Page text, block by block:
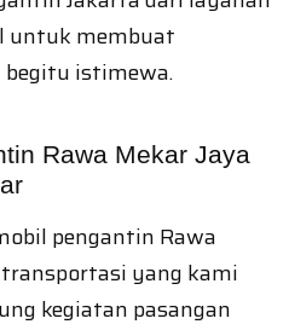
untuk membuat
begitu istimewa.
Rawa Mekar Jaya
pengantin Rawa
yang kami
kegiatan pasangan